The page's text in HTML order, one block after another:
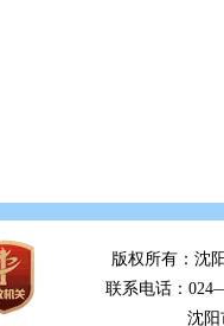
版权所有：沈
联系电话：
沈阳